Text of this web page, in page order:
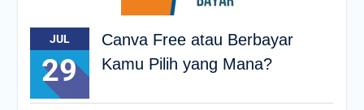
JUL
29
Canva Free atau Berbayar
Kamu Pilih yang Mana?